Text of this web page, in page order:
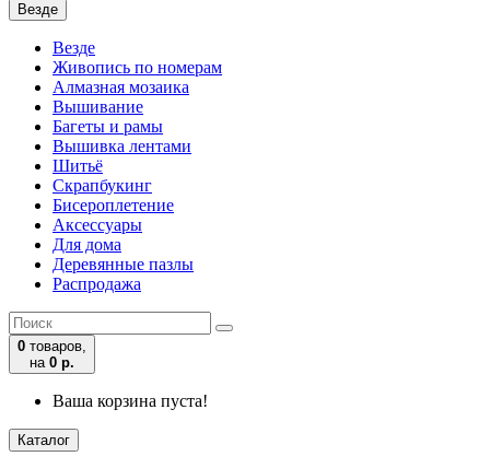
Везде
Везде
Живопись по номерам
Алмазная мозаика
Вышивание
Багеты и рамы
Вышивка лентами
Шитьё
Скрапбукинг
Бисероплетение
Аксессуары
Для дома
Деревянные пазлы
Распродажа
0 товаров,
на 0 р.
Ваша корзина пуста!
Каталог